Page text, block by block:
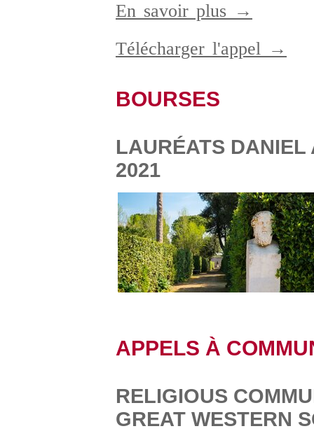
En savoir plus →
Télécharger l'appel →
BOURSES
LAURÉATS DANIEL
2021
APPELS À
RELIGIOUS
GREAT WESTERN